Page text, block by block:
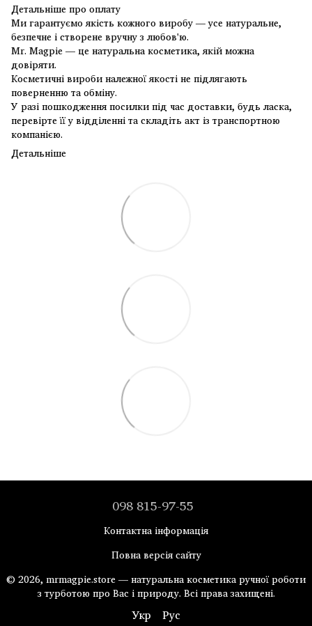
Детальніше про оплату
Ми гарантуємо якість кожного виробу — усе натуральне,
безпечне і створене вручну з любов'ю.
Mr. Magpie — це натуральна косметика, якій можна
довіряти.
Косметичні вироби належної якості не підлягають
поверненню та обміну.
У разі пошкодження посилки під час доставки, будь ласка,
перевірте її у відділенні та складіть акт із транспортною
компанією.
Детальніше
098 815-97-55
Контактна інформація
Повна версія сайту
© 2026, mrmagpie.store — натуральна косметика ручної роботи
з турботою про Вас і природу. Всі права захищені.
Укр Рус